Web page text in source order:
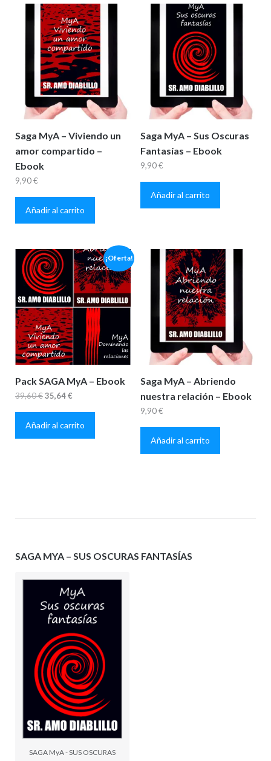
Saga MyA – Viviendo un
amor compartido –
Ebook
9,90€
Añadir al carrito
Saga MyA – Sus Oscuras
Fantasías – Ebook
9,90€
Añadir al carrito
¡Oferta!
Pack SAGA MyA – Ebook
39,60€El
precio
original
era:
35,64€El
precio
actual
es:
Añadir al carrito
Saga MyA – Abriendo
nuestra relación – Ebook
9,90€
Añadir al carrito
SAGA MYA – SUS OSCURAS FANTASÍAS
SAGA MyA - SUS OSCURAS